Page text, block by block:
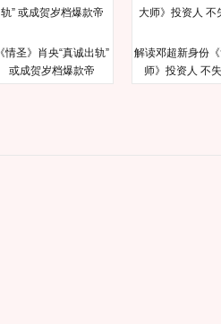
《情圣》肖央“真诚出轨”
或成贺岁档爆款帝
解读邓超新身份
师》投资人 不